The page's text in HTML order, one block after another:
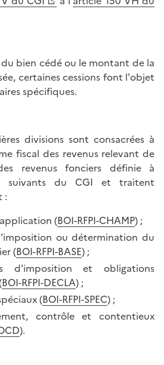
bien cédé ou le montant de la
certaines cessions font l'objet
spécifiques.
divisions sont consacrées à
fiscal des revenus relevant de
revenus fonciers définie à
suivants du CGI et traitent
:
(BOI-RFPI-CHAMP) ;
ou détermination du
(BOI-RFPI-BASE) ;
d'imposition et obligations
BOI-RFPI-DECLA) ;
(BOI-RFPI-SPEC) ;
contrôle et contentieux
).